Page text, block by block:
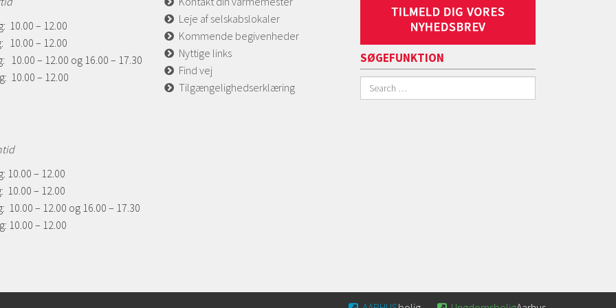
10.00 – 12.00
10.00 – 12.00
10.00 – 12.00 og 16.00 – 17.30
10.00 – 12.00
10.00 – 12.00
10.00 – 12.00
10.00 – 12.00 og 16.00 – 17.30
10.00 – 12.00
Leje af selskabslokaler
Kommende begivenheder
Nyttige links
Find vej
Tilgængelighedserklæring
SØGEFUNKTION